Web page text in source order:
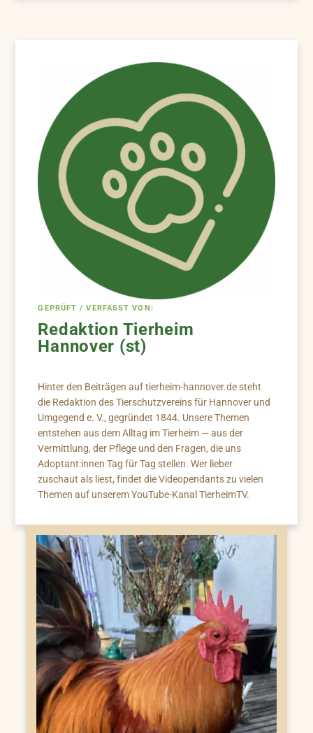
GEPRÜFT / VERFASST VON:
Redaktion Tierheim
Hannover (st)
Hinter den Beiträgen auf tierheim-hannover.de steht
die Redaktion des Tierschutzvereins für Hannover und
Umgegend e. V., gegründet 1844. Unsere Themen
entstehen aus dem Alltag im Tierheim — aus der
Vermittlung, der Pflege und den Fragen, die uns
Adoptant:innen Tag für Tag stellen. Wer lieber
zuschaut als liest, findet die Videopendants zu vielen
Themen auf unserem YouTube-Kanal TierheimTV.